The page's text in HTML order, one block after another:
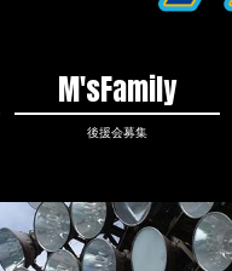
M'sFamily
後援会募集